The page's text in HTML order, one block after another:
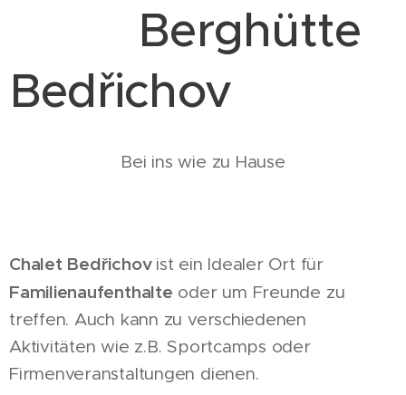
Berghütte
Bedřichov
Bei ins wie zu Hause
Chalet Bedřichov ist ein Idealer Ort für
Familienaufenthalte oder um Freunde zu
treffen. Auch kann zu verschiedenen
Aktivitäten wie z.B. Sportcamps oder
Firmenveranstaltungen dienen.